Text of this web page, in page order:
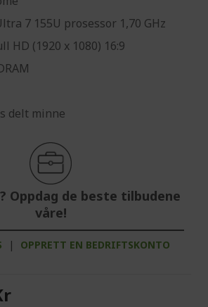
7 155U prosessor 1,70 GHz
HD (1920 x 1080) 16:9
delt minne
Oppdag de beste tilbudene
våre!
| OPPRETT EN BEDRIFTSKONTO